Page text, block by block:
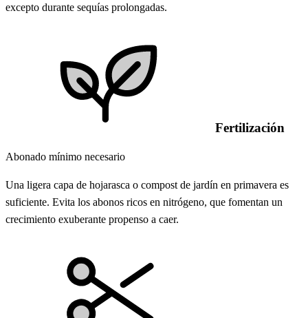
excepto durante sequías prolongadas.
Fertilización
Abonado mínimo necesario
Una ligera capa de hojarasca o compost de jardín en primavera es
suficiente. Evita los abonos ricos en nitrógeno, que fomentan un
crecimiento exuberante propenso a caer.